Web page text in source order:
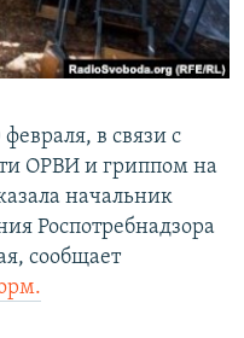
в связи с
ОРВИ и гриппом на
начальник
Роспотребнадзора
сообщает